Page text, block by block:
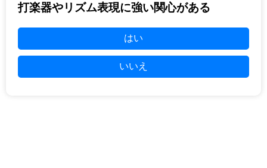
打楽器やリズム表現に強い関心がある
はい
いいえ